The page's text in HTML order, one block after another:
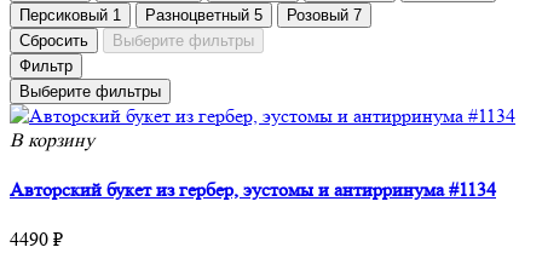
Персиковый 1 Разноцветный 5 Розовый 7
Сбросить
Выберите фильтры
Фильтр
Выберите фильтры
В корзину
Авторский букет из гербер, эустомы и антирринума #1134
4490 ₽